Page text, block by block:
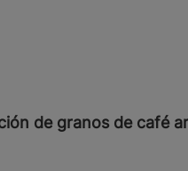
de granos de café